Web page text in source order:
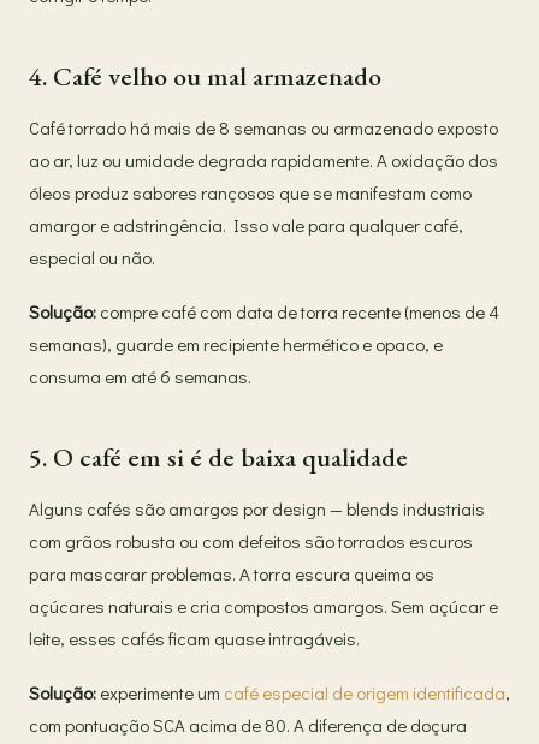
4. Café velho ou mal armazenado
Café torrado há mais de 8 semanas ou armazenado exposto
ao ar, luz ou umidade degrada rapidamente. A oxidação dos
óleos produz sabores rançosos que se manifestam como
amargor e adstringência. Isso vale para qualquer café,
especial ou não.
Solução: compre café com data de torra recente (menos de 4
semanas), guarde em recipiente hermético e opaco, e
consuma em até 6 semanas.
5. O café em si é de baixa qualidade
Alguns cafés são amargos por design — blends industriais
com grãos robusta ou com defeitos são torrados escuros
para mascarar problemas. A torra escura queima os
açúcares naturais e cria compostos amargos. Sem açúcar e
leite, esses cafés ficam quase intragáveis.
Solução: experimente um café especial de origem identificada,
com pontuação SCA acima de 80. A diferença de doçura